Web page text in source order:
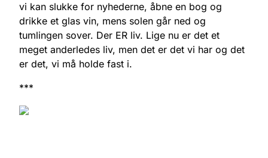
vi kan slukke for nyhederne, åbne en bog og
drikke et glas vin, mens solen går ned og
tumlingen sover. Der ER liv. Lige nu er det et
meget anderledes liv, men det er det vi har og det
er det, vi må holde fast i.
***